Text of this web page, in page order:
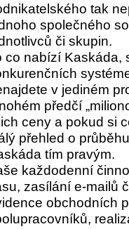
tak
společného
či skupin.
co nabízí Kaskáda,
v jediném
předčí
ceny a pokud si
přehled o
tím pravým.
každodenní
zasílání e-mailů
obchodních